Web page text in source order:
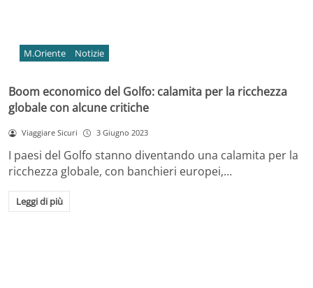
M.Oriente Notizie
Boom economico del Golfo: calamita per la ricchezza
globale con alcune critiche
Viaggiare Sicuri 3 Giugno 2023
I paesi del Golfo stanno diventando una calamita per la
ricchezza globale, con banchieri europei,…
Leggi di più